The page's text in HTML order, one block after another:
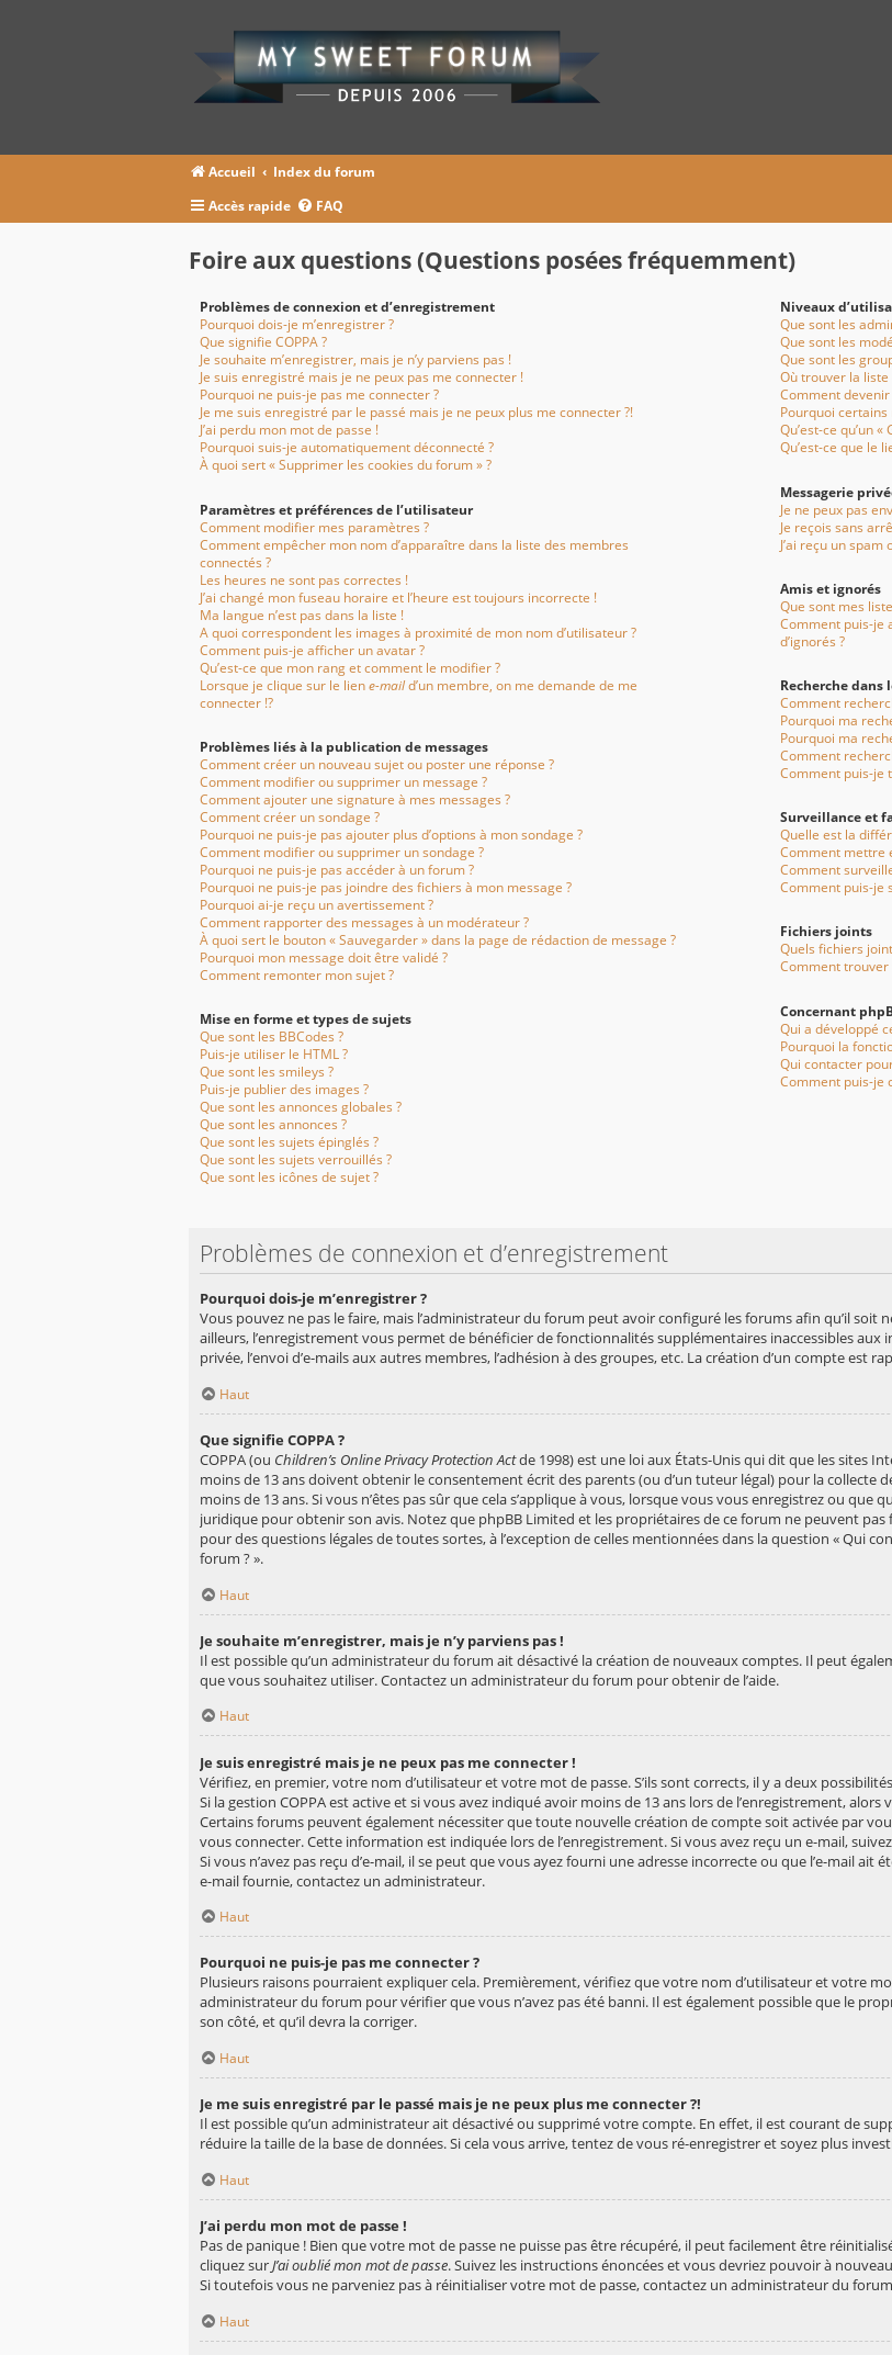
Accueil
Index du forum
Accès rapide
FAQ
Foire aux questions (Questions posées fréquemment)
Problèmes de connexion et d’enregistrement
Pourquoi dois-je m’enregistrer ?
Que signifie COPPA ?
Je souhaite m’enregistrer, mais je n’y parviens pas !
Je suis enregistré mais je ne peux pas me connecter !
Pourquoi ne puis-je pas me connecter ?
Je me suis enregistré par le passé mais je ne peux plus me connecter ?!
J’ai perdu mon mot de passe !
Pourquoi suis-je automatiquement déconnecté ?
À quoi sert « Supprimer les cookies du forum » ?
Paramètres et préférences de l’utilisateur
Comment modifier mes paramètres ?
Comment empêcher mon nom d’apparaître dans la liste des membres
connectés ?
Les heures ne sont pas correctes !
J’ai changé mon fuseau horaire et l’heure est toujours incorrecte !
Ma langue n’est pas dans la liste !
A quoi correspondent les images à proximité de mon nom d’utilisateur ?
Comment puis-je afficher un avatar ?
Qu’est-ce que mon rang et comment le modifier ?
Lorsque je clique sur le liene-maild’un membre, on me demande de me
connecter !?
Problèmes liés à la publication de messages
Comment créer un nouveau sujet ou poster une réponse ?
Comment modifier ou supprimer un message ?
Comment ajouter une signature à mes messages ?
Comment créer un sondage ?
Pourquoi ne puis-je pas ajouter plus d’options à mon sondage ?
Comment modifier ou supprimer un sondage ?
Pourquoi ne puis-je pas accéder à un forum ?
Pourquoi ne puis-je pas joindre des fichiers à mon message ?
Pourquoi ai-je reçu un avertissement ?
Comment rapporter des messages à un modérateur ?
À quoi sert le bouton « Sauvegarder » dans la page de rédaction de message ?
Pourquoi mon message doit être validé ?
Comment remonter mon sujet ?
Mise en forme et types de sujets
Que sont les BBCodes ?
Puis-je utiliser le HTML ?
Que sont les smileys ?
Puis-je publier des images ?
Que sont les annonces globales ?
Que sont les annonces ?
Que sont les sujets épinglés ?
Que sont les sujets verrouillés ?
Que sont les icônes de sujet ?
Niveaux
Que sont les
Que sont les
Que sont les
Où trouver la
Comment
Pourquoi
Qu’est-ce qu’un
Qu’est-ce que le
Messagerie
Je ne peux pas
Je reçois sans
J’ai reçu un
Amis et ignorés
Que sont mes
Comment puis-je
d’ignorés ?
Recherche dans
Comment
Pourquoi ma
Pourquoi ma
Comment
Comment puis-je
Surveillance et
Quelle est la
Comment mettre
Comment
Comment puis-je
Fichiers joints
Quels fichiers
Comment trouver
Concernant
Qui a développé
Pourquoi la
Qui contacter
Comment puis-je
Problèmes de connexion et d’enregistrement
Pourquoi dois-je m’enregistrer ?
Vous pouvez ne pas le faire, mais l’administrateur du forum peut avoir configuré les forums afin qu’il soit
ailleurs, l’enregistrement vous permet de bénéficier de fonctionnalités supplémentaires inaccessibles aux
privée, l’envoi d’e-mails aux autres membres, l’adhésion à des groupes, etc. La création d’un compte est
Haut
Que signifie COPPA ?
COPPA (ou Children’s Online Privacy Protection Actde 1998) est une loi aux États-Unis qui dit que les sites
moins de 13 ans doivent obtenir le consentement écrit des parents (ou d’un tuteur légal) pour la
moins de 13 ans. Si vous n’êtes pas sûr que cela s’applique à vous, lorsque vous vous enregistrez ou que
juridique pour obtenir son avis. Notez que phpBB Limited et les propriétaires de ce forum ne peuvent
pour des questions légales de toutes sortes, à l’exception de celles mentionnées dans la question « Qui
forum ? ».
Haut
Je souhaite m’enregistrer, mais je n’y parviens pas !
Il est possible qu’un administrateur du forum ait désactivé la création de nouveaux comptes. Il peut
que vous souhaitez utiliser. Contactez un administrateur du forum pour obtenir de l’aide.
Haut
Je suis enregistré mais je ne peux pas me connecter !
Vérifiez, en premier, votre nom d’utilisateur et votre mot de passe. S’ils sont corrects, il y a deux
Si la gestion COPPA est active et si vous avez indiqué avoir moins de 13 ans lors de l’enregistrement,
Certains forums peuvent également nécessiter que toute nouvelle création de compte soit activée par
vous connecter. Cette information est indiquée lors de l’enregistrement. Si vous avez reçu un e-mail,
Si vous n’avez pas reçu d’e-mail, il se peut que vous ayez fourni une adresse incorrecte ou que l’e-mail ait
e-mail fournie, contactez un administrateur.
Haut
Pourquoi ne puis-je pas me connecter ?
Plusieurs raisons pourraient expliquer cela. Premièrement, vérifiez que votre nom d’utilisateur et votre
administrateur du forum pour vérifier que vous n’avez pas été banni. Il est également possible que le
son côté, et qu’il devra la corriger.
Haut
Je me suis enregistré par le passé mais je ne peux plus me connecter ?!
Il est possible qu’un administrateur ait désactivé ou supprimé votre compte. En effet, il est courant de
réduire la taille de la base de données. Si cela vous arrive, tentez de vous ré-enregistrer et soyez plus
Haut
J’ai perdu mon mot de passe !
Pas de panique ! Bien que votre mot de passe ne puisse pas être récupéré, il peut facilement être
cliquez surJ’ai oublié mon mot de passe. Suivez les instructions énoncées et vous devriez pouvoir à
Si toutefois vous ne parveniez pas à réinitialiser votre mot de passe, contactez un administrateur du
Haut